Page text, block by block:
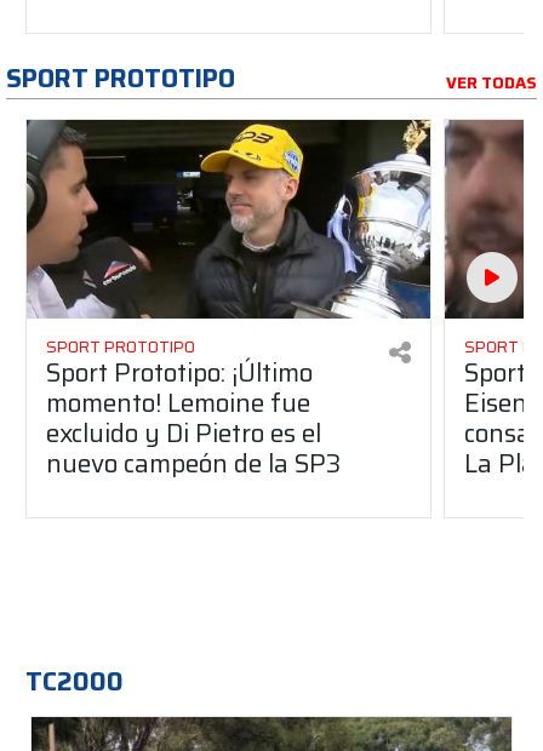
SPORT PROTOTIPO VER TODAS
SPORT PROTOTIPO
Sport Prototipo: ¡Último
momento! Lemoine fue
excluido y Di Pietro es el
nuevo campeón de la SP3
SPORT
Sport
La
TC2000